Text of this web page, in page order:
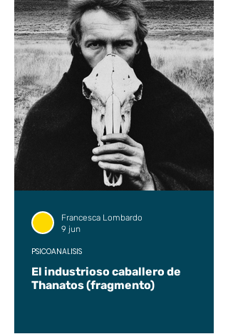
El industrioso caballero de
Thanatos (fragmento)
PSICOANÁLISIS
Francesca Lombardo
9 jun